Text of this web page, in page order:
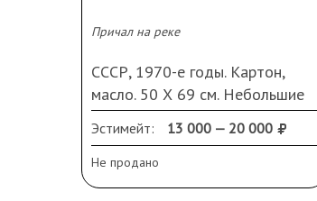
Причал на реке
СССР, 1970-е годы. Картон,
масло. 50 Х 69 см. Небольшие
повреждения по краям.
Эстимейт: 13 000 — 20 000
Не продано